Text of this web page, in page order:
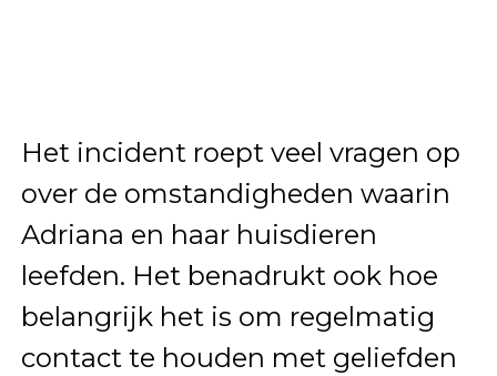
Het incident roept veel vragen op
over de omstandigheden waarin
Adriana en haar huisdieren
leefden. Het benadrukt ook hoe
belangrijk het is om regelmatig
contact te houden met geliefden